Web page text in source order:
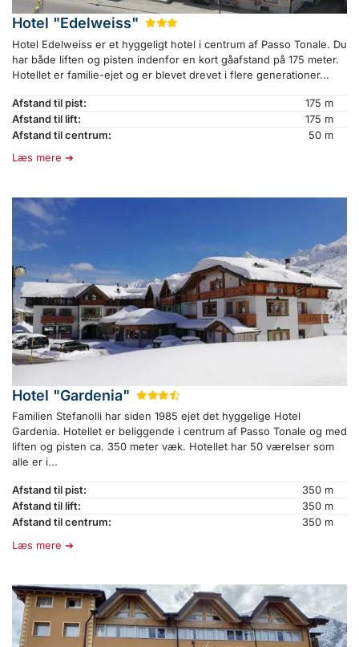
Hotel "Edelweiss" ★★
Hotel Edelweiss er et hyggeligt hotel i centrum af Passo Tonale. Du
har både liften og pisten indenfor en kort gåafstand på 175 meter.
Hotellet er familie-ejet og er blevet drevet i flere generationer...
Afstand til pist:
175 m
Afstand til lift:
175 m
Afstand til centrum:
50 m
Læs mere
Hotel "Gardenia" ★★★
Familien Stefanolli har siden 1985 ejet det hyggelige Hotel
Gardenia. Hotellet er beliggende i centrum af Passo Tonale og med
liften og pisten ca. 350 meter væk. Hotellet har 50 værelser som
alle er i...
Afstand til pist:
350 m
Afstand til lift:
350 m
Afstand til centrum:
350 m
Læs mere